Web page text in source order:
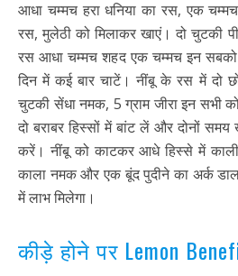
आधा चम्मच हरा धनिया का रस, एक
रस, मुलेठी को मिलाकर खाएं। दो चुटकी
रस आधा चम्मच शहद एक चम्मच इन
दिन में कई बार चाटें। नींबू के रस में दो
चुटकी सेंधा नमक, 5 ग्राम जीरा इन सभी
दो बराबर हिस्सों में बांट लें और दोनों
करें। नींबू को काटकर आधे हिस्से में काली
काला नमक और एक बूंद पुदीने का अर्क
में लाभ मिलेगा।
कीड़े होने पर Lemon